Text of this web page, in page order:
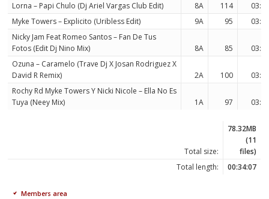
Lorna – Papi Chulo (Dj Ariel Vargas Club Edit) 8A 114
Myke Towers – Explicito (Uribless Edit)
9A 95
Nicky Jam Feat Romeo Santos – Fan De Tus
Fotos (Edit Dj Nino Mix)
8A 85
Ozuna – Caramelo (Trave Dj X Josan Rodriguez X
David R Remix)
2A 100
Rochy Rd Myke Towers Y Nicki Nicole – Ella No Es
Tuya (Neey Mix)
1A 97
Total size:
78.32MB
(11
files)
Total length:
00:34:07
Members area